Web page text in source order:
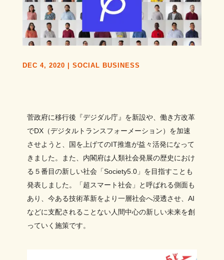
DEC 4, 2020 SOCIAL BUSINESS
菅政府に移行後『デジダル庁』を新設や、働き方改革
でDX（デジタルトランスフォーメーション）を加速
させようと、国を上げてのIT推進が益々活発になって
きました。また、内閣府は人類社会発展の歴史におけ
る５番目の新しい社会「Society5.0」を目指すことも
発表しました。「超スマート社会」と呼ばれる側面も
あり、今ある技術革新をより一層社会へ浸透させ、AI
などに支配されることない人間中心の新しい未来を創
っていく施策です。